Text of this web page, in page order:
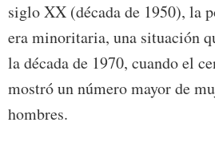
siglo XX (década de 1950), la
era minoritaria, una situación
la década de 1970, cuando el
mostró un número mayor de
hombres.